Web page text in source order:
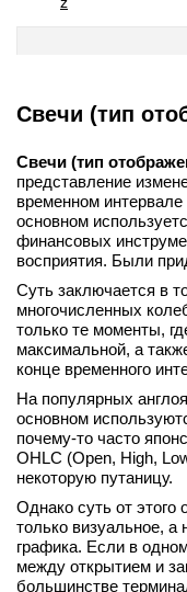
Cвечи (тип
Cвечи (тип
представление
временном
основном
финансовых
восприятия. Были
Суть заключается в
многочисленных
только те моменты,
максимальной, а
конце временного
На популярных
основном
почему-то часто
OHLC (Open, High,
некоторую путаницу.
Однако суть от этого
только визуальное, а
графика. Если в
между открытием и
большинстве